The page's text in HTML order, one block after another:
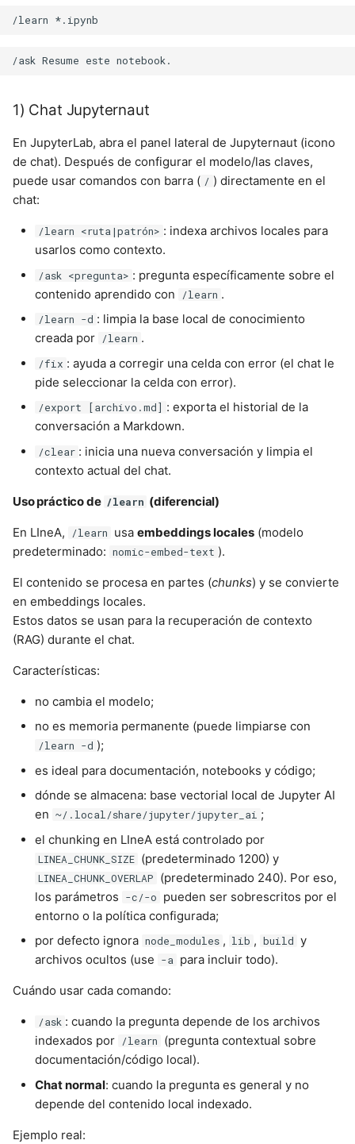
1) Chat Jupyternaut
En JupyterLab, abra el panel lateral de Jupyternaut (icono
de chat). Después de configurar el modelo/las claves,
puede usar comandos con barra ( / ) directamente en el
chat:
/learn <ruta|patrón> : indexa archivos locales para
usarlos como contexto.
/ask <pregunta> : pregunta específicamente sobre el
contenido aprendido con
/learn .
/learn -d : limpia la base local de conocimiento
creada por
/learn .
/fix : ayuda a corregir una celda con error (el chat le
pide seleccionar la celda con error).
/export [archivo.md] : exporta el historial de la
conversación a Markdown.
/clear : inicia una nueva conversación y limpia el
contexto actual del chat.
Uso práctico de /learn (diferencial)
En LIneA, /learn usa embeddings locales(modelo
predeterminado: nomic-embed-text ).
El contenido se procesa en partes (chunks) y se convierte
en embeddings locales.
Estos datos se usan para la recuperación de contexto
(RAG) durante el chat.
Características:
no cambia el modelo;
no es memoria permanente (puede limpiarse con
/learn -d );
es ideal para documentación, notebooks y código;
dónde se almacena: base vectorial local de Jupyter AI
en ~/.local/share/jupyter/jupyter_ai ;
el chunking en LIneA está controlado por
LINEA_CHUNK_SIZE (predeterminado 1200) y
LINEA_CHUNK_OVERLAP
(predeterminado 240). Por eso,
los parámetros
-c/-o
pueden ser sobrescritos por el
entorno o la política configurada;
por defecto ignora node_modules , lib , build y
archivos ocultos (use
-a para incluir todo).
Cuándo usar cada comando:
/ask : cuando la pregunta depende de los archivos
indexados por
/learn
(pregunta contextual sobre
documentación/código local).
Chat normal: cuando la pregunta es general y no
depende del contenido local indexado.
Ejemplo real: